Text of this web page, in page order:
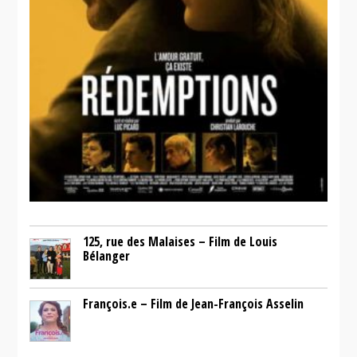
125, rue des Malaises – Film de Louis
Bélanger
François.e – Film de Jean-François Asselin